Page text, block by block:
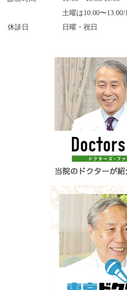
土曜は10:00〜13:00/
休診日
日曜・祝日